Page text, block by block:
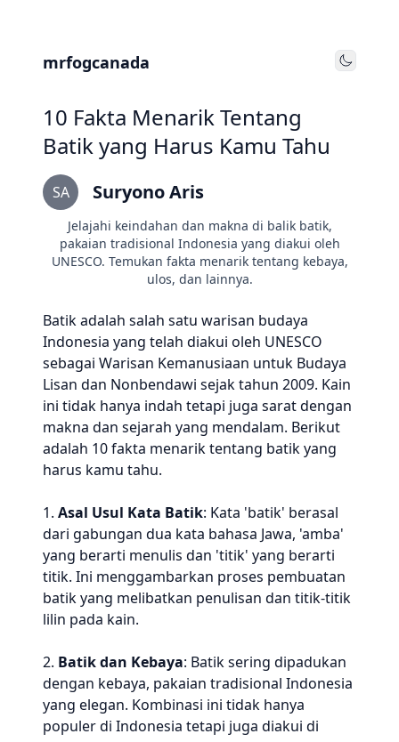
mrfogcanada Toggle
10 Fakta Menarik Tentang
Batik yang Harus Kamu Tahu
SA Suryono Aris
Jelajahi keindahan dan makna di balik batik,
pakaian tradisional Indonesia yang diakui oleh
UNESCO. Temukan fakta menarik tentang kebaya,
ulos, dan lainnya.
Batik adalah salah satu warisan budaya
Indonesia yang telah diakui oleh UNESCO
sebagai Warisan Kemanusiaan untuk Budaya
Lisan dan Nonbendawi sejak tahun 2009. Kain
ini tidak hanya indah tetapi juga sarat dengan
makna dan sejarah yang mendalam. Berikut
adalah 10 fakta menarik tentang batik yang
harus kamu tahu.
1. Asal Usul Kata Batik: Kata 'batik' berasal
dari gabungan dua kata bahasa Jawa, 'amba'
yang berarti menulis dan 'titik' yang berarti
titik. Ini menggambarkan proses pembuatan
batik yang melibatkan penulisan dan titik-titik
lilin pada kain.
2. Batik dan Kebaya: Batik sering dipadukan
dengan kebaya, pakaian tradisional Indonesia
yang elegan. Kombinasi ini tidak hanya
populer di Indonesia tetapi juga diakui di